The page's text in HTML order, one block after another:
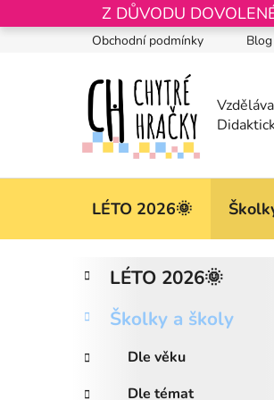
na
Z DŮVODU
Obchodní podmínky Blog
LÉTO 2026🌞
P
s
r
a
Přeskočit
kategorie
K
a
e
o
LÉTO 2026🌞
Školky a školy
Dle věku
Dle témat